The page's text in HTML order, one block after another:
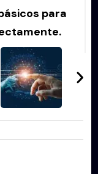
para